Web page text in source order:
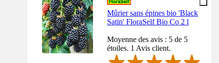
Mûrier sans épines bio 'Black
Satin' FloraSelf Bio Co 2 l
Moyenne des avis : 5 de 5
étoiles. 1 Avis client.